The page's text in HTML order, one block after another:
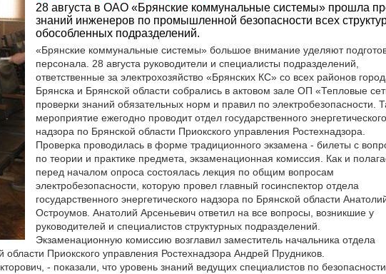
28 августа в ОАО «Брянские коммунальные системы» прошла
знаний инженеров по промышленной безопасности всех
обособленных подразделений.
«Брянские коммунальные системы» большое внимание уделяют
персонала. 28 августа руководители и специалисты подразделений,
ответственные за электрохозяйство «Брянских КС» со всех районов
Брянска и Брянской области собрались в актовом зале ОП «Тепловые
проверки знаний обязательных норм и правил по электробезопасности.
мероприятие ежегодно проводит отдел государственного энергетического
надзора по Брянской области Приокского управления Ростехнадзора.
Проверка проводилась в форме традиционного экзамена - билеты с
по теории и практике предмета, экзаменационная комиссия. Как и
перед началом опроса состоялась лекция по общим вопросам
электробезопасности, которую провел главный госинспектор отдела
государственного энергетического надзора по Брянской области
Остроумов. Анатолий Арсеньевич ответил на все вопросы, возникшие у
руководителей и специалистов структурных подразделений.
Экзаменационную комиссию возглавил заместитель начальника отдела
области Приокского управления Ростехнадзора Андрей Прудников.
- показали, что уровень знаний ведущих специалистов по